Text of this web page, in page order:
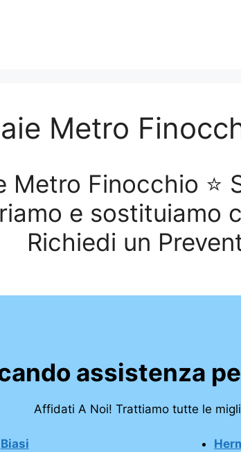
Metro
Metro Finocchio ⭐
e sostituiamo
Richiedi un
assistenza
Affidati A Noi! Trattiamo tutte le
Biasi